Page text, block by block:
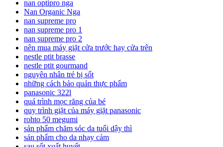
nan optipro nga
Nan Organic Nga
nan supreme pro
nan supreme pro 1
nan supreme pro 2
nên mua máy giặt cửa trước hay cửa trên
nestle ptit brasse
nestle ptit gourmand
nguyên nhân trẻ bị sốt
những cách bảo quản thực phẩm
panasonic 322l
quá trình mọc răng của bé
quy trình giặt của máy giặt panasonic
rohto 50 megumi
sản phẩm chăm sóc da tuổi dậy thì
sản phẩm cho da nhạy cảm